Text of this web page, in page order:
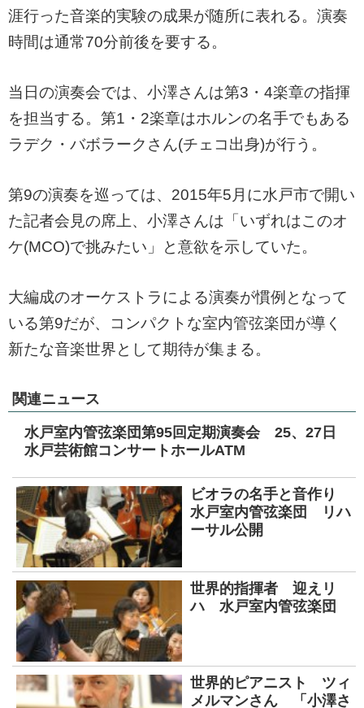
涯行った音楽的実験の成果が随所に表れる。演奏
時間は通常70分前後を要する。
当日の演奏会では、小澤さんは第3・4楽章の指揮
を担当する。第1・2楽章はホルンの名手でもある
ラデク・バボラークさん(チェコ出身)が行う。
第9の演奏を巡っては、2015年5月に水戸市で開い
た記者会見の席上、小澤さんは「いずれはこのオ
ケ(MCO)で挑みたい」と意欲を示していた。
大編成のオーケストラによる演奏が慣例となって
いる第9だが、コンパクトな室内管弦楽団が導く
新たな音楽世界として期待が集まる。
関連ニュース
水戸室内管弦楽団第95回定期演奏会 25、27日
水戸芸術館コンサートホールATM
ビオラの名手と音作り
水戸室内管弦楽団 リハ
ーサル公開
世界的指揮者 迎えリ
ハ 水戸室内管弦楽団
世界的ピアニスト ツィ
メルマンさん 「小澤さ